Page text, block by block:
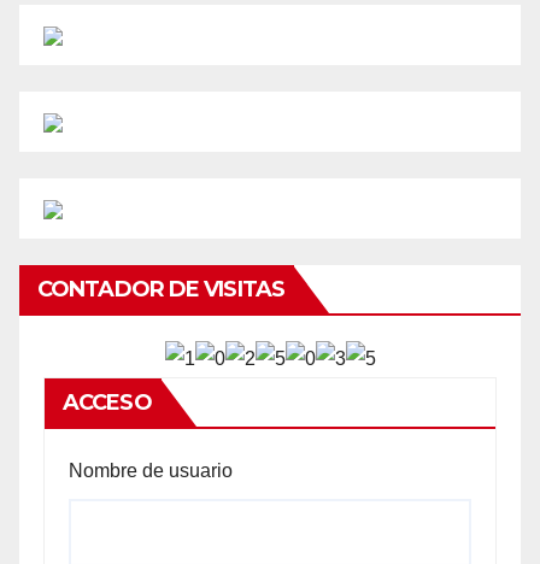
CONTADOR DE VISITAS
ACCESO
Nombre de usuario